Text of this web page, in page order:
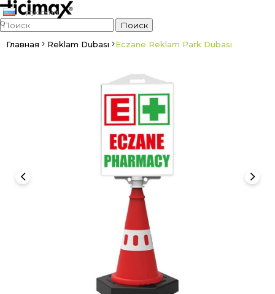
русский
0
Главная Reklam Dubası Eczane Reklam Park Dubası